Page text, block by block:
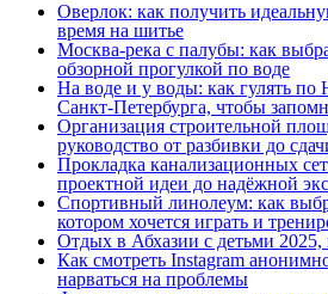
Оверлок: как получить
время на шитье
Москва‑река с палубы: как
обзорной прогулкой по воде
На воде и у воды: как гулять по
Санкт‑Петербурга, чтобы
Организация строительной
руководство от разбивки до
Прокладка канализационных
проектной идеи до надёжной
Спортивный линолеум: как
котором хочется играть и
Отдых в Абхазии с детьми 2025,
Как смотреть Instagram
нарваться на проблемы